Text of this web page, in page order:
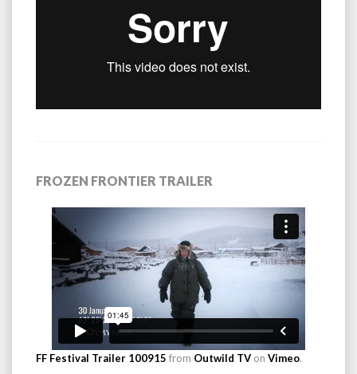
FROZEN FRONTIER TRAILER
FF Festival Trailer 100915 from Outwild TV on Vimeo.